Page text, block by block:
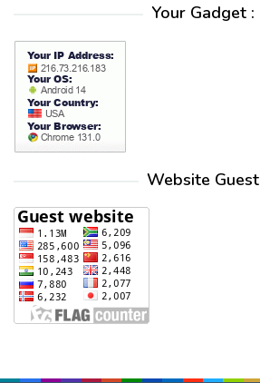
Your Gadget :
Website Guest